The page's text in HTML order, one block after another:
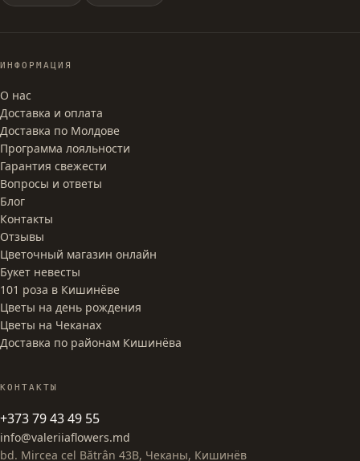
ИНФОРМАЦИЯ
О нас
Доставка и оплата
Доставка по Молдове
Программа лояльности
Гарантия свежести
Вопросы и ответы
Блог
Контакты
Отзывы
Цветочный магазин онлайн
Букет невесты
101 роза в Кишинёве
Цветы на день рождения
Цветы на Чеканах
Доставка по районам Кишинёва
КОНТАКТЫ
+373 79 43 49 55
info@valeriiaflowers.md
bd. Mircea cel Bătrân 43B, Чеканы, Кишинёв